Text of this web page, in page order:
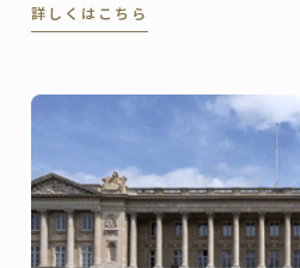
た。
詳しくはこちら